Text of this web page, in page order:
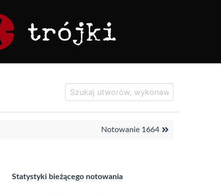
Notowanie 1664
Statystyki bieżącego notowania